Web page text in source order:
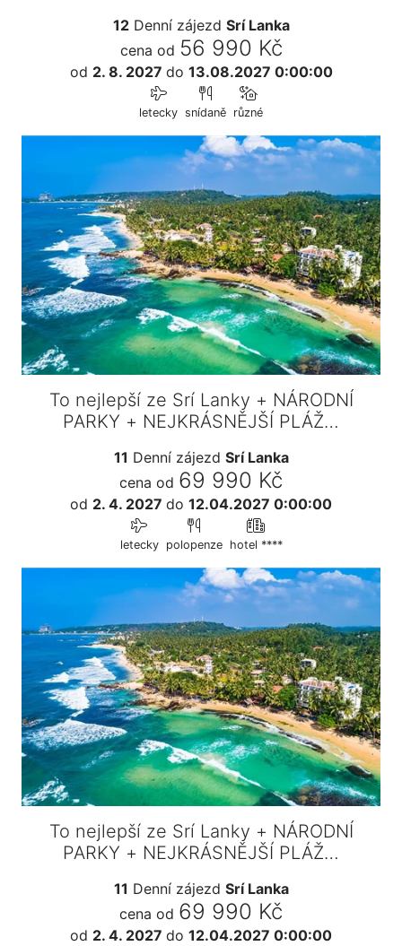
12Denní zájezd Srí Lanka
cena od 56 990 Kč
od 2. 8. 2027 do 13.08.2027 0:00:00
letecky snídaně různé
To nejlepší ze Srí Lanky + NÁRODNÍ
PARKY + NEJKRÁSNĚJŠÍ PLÁŽ…
11 Denní zájezd Srí Lanka
cena od 69 990 Kč
od 2. 4. 2027 do 12.04.2027 0:00:00
letecky polopenze hotel ****
To nejlepší ze Srí Lanky + NÁRODNÍ
PARKY + NEJKRÁSNĚJŠÍ PLÁŽ…
11 Denní zájezd Srí Lanka
cena od 69 990 Kč
od 2. 4. 2027 do 12.04.2027 0:00:00